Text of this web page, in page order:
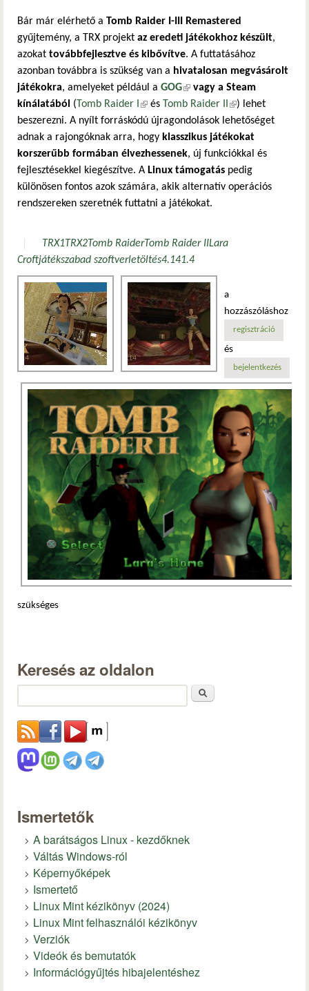
Bár már elérhető a Tomb Raider I-III Remastered
gyűjtemény, a TRX projekt az eredeti játékokhoz készült,
azokat továbbfejlesztve és kibővítve. A futtatásához
azonban továbbra is szükség van a hivatalosan megvásárolt
játékokra, amelyeket például a GOG(külső hivatkozás)
vagy a Steam
kínálatából
( Tomb Raider I (külső hivatkozás)
és Tomb Raider II (külső hivatkozás)
) lehet
beszerezni. A nyílt forráskódú újragondolások lehetőséget
adnak a rajongóknak arra, hogy klasszikus játékokat
korszerűbb formában élvezhessenek, új funkciókkal és
fejlesztésekkel kiegészítve. A Linux támogatás pedig
különösen fontos azok számára, akik alternatív operációs
rendszereken szeretnék futtatni a játékokat.
TRX1TRX2Tomb RaiderTomb Raider IILara
Croftjátékszabad szoftverletöltés4.141.4
a
hozzászóláshoz
regisztráció
és
bejelentkezés
szükséges
Keresés az oldalon
Ismertetők
A barátságos Linux - kezdőknek
Váltás Windows-ról
Képernyőképek
Ismertető
Linux Mint kézikönyv (2024)
Linux Mint felhasználói kézikönyv
Verziók
Videók és bemutatók
Információgyűjtés hibajelentéshez